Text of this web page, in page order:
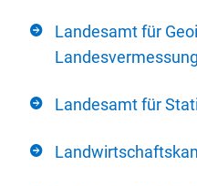
Landesamt für
Landesamt für